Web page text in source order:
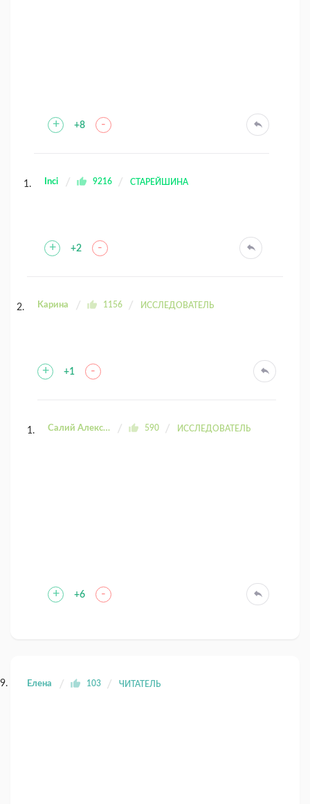
+ +8 -
Inci 9216 СТАРЕЙШИНА
+ +2 -
Kaрина 1156 ИССЛЕДОВАТЕЛЬ
+ +1 -
Салий Александра 590 ИССЛЕДОВАТЕЛЬ
+ +6 -
Елена 103 ЧИТАТЕЛЬ